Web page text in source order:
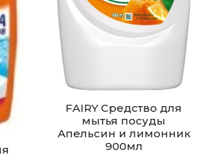
FAIRY Средство для
мытья посуды
Апельсин и лимонник
900мл